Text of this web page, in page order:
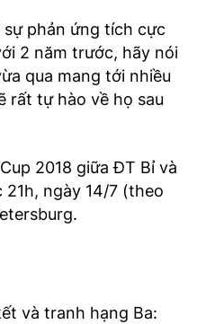
phản ứng tích cực
2 năm trước, hãy nói
qua mang tới nhiều
rất tự hào về họ sau
2018 giữa ĐT Bỉ và
ngày 14/7 (theo
và tranh hạng Ba: